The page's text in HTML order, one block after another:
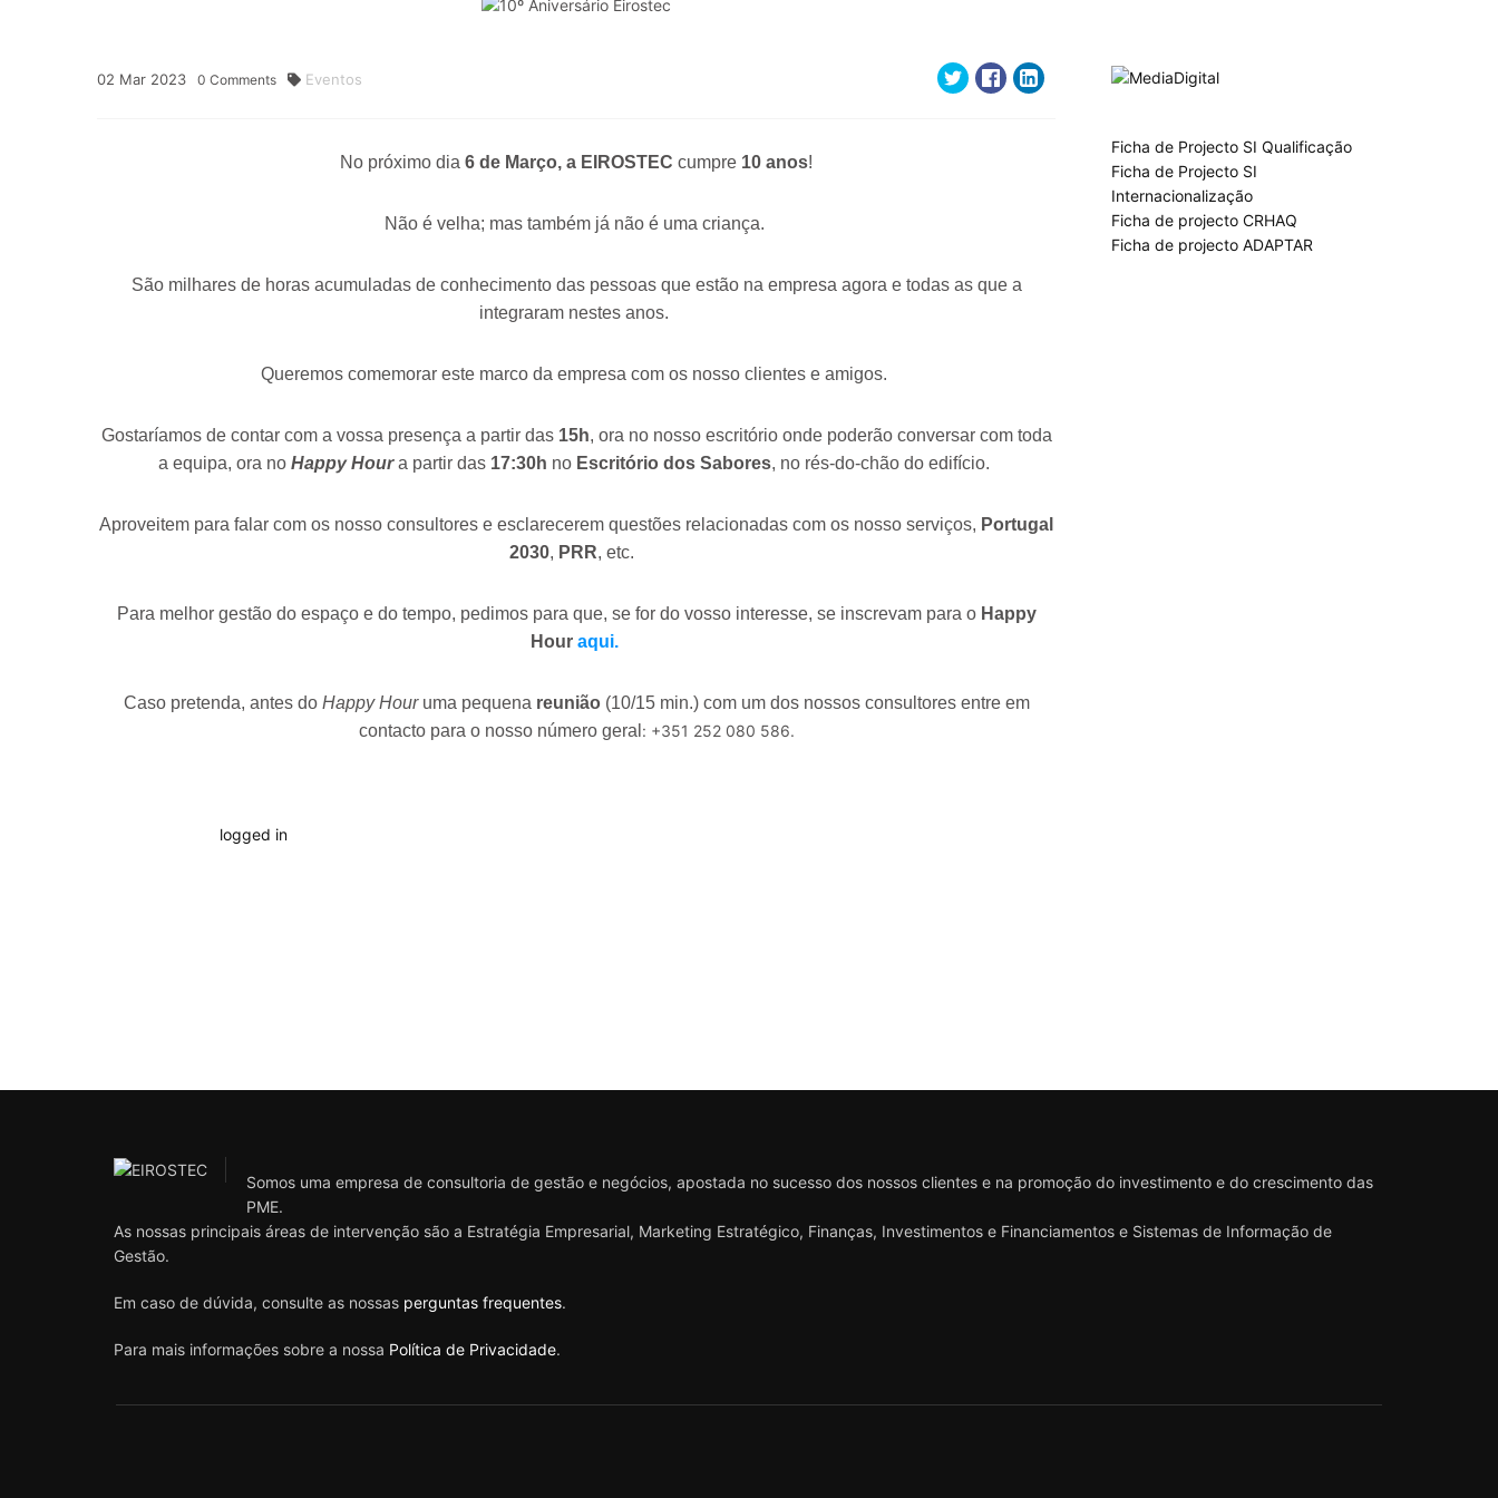
02 Mar 2023 0 Comments Eventos
No próximo dia 6 de Março, a EIROSTEC cumpre 10 anos!
Não é velha; mas também já não é uma criança.
São milhares de horas acumuladas de conhecimento das pessoas que estão na empresa agora e todas as que a
integraram nestes anos.
Queremos comemorar este marco da empresa com os nosso clientes e amigos.
Gostaríamos de contar com a vossa presença a partir das 15h, ora no nosso escritório onde poderão conversar com toda
a equipa, ora no Happy Houra partir das 17:30h no Escritório dos Sabores, no rés-do-chão do edifício.
Aproveitem para falar com os nosso consultores e esclarecerem questões relacionadas com os nosso serviços, Portugal
2030, PRR, etc.
Para melhor gestão do espaço e do tempo, pedimos para que, se for do vosso interesse, se inscrevam para o Happy
Hour aqui.
Caso pretenda, antes do Happy Houruma pequena reunião(10/15 min.) com um dos nossos consultores entre em
contacto para o nosso número geral : +351 252 080 586.
logged in
Ficha de Projecto SI Qualificação
Ficha de Projecto SI
Internacionalização
Ficha de projecto CRHAQ
Ficha de projecto ADAPTAR
Somos uma empresa de consultoria de gestão e negócios, apostada no sucesso dos nossos clientes e na promoção do investimento e do crescimento das
PME.
As nossas principais áreas de intervenção são a Estratégia Empresarial, Marketing Estratégico, Finanças, Investimentos e Financiamentos e Sistemas de Informação de
Gestão.
Em caso de dúvida, consulte as nossas perguntas frequentes.
Para mais informações sobre a nossa Política de Privacidade.